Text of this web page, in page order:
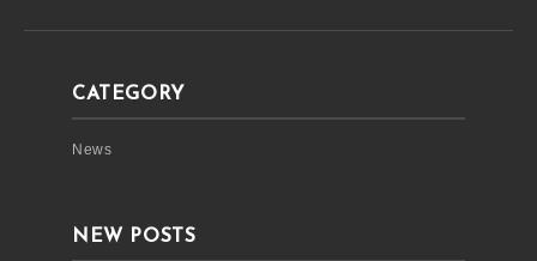
CATEGORY
News
NEW POSTS